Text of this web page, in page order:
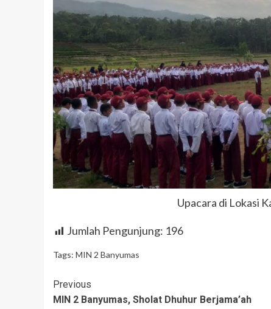
Upacara di Lokasi
Jumlah Pengunjung: 196
Tags: MIN 2 Banyumas
Continue
Previous
MIN 2 Banyumas, Sholat Dhuhur Berjama’ah